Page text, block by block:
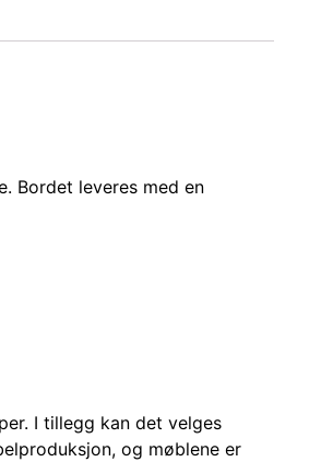
Bordet leveres med en
I tillegg kan det velges
og møblene er